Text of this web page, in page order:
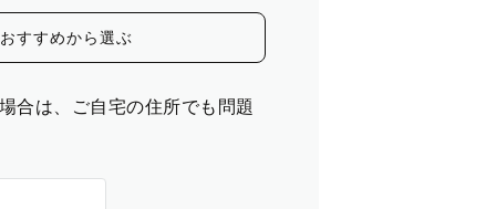
おすすめから選ぶ
合は、ご自宅の住所でも問題